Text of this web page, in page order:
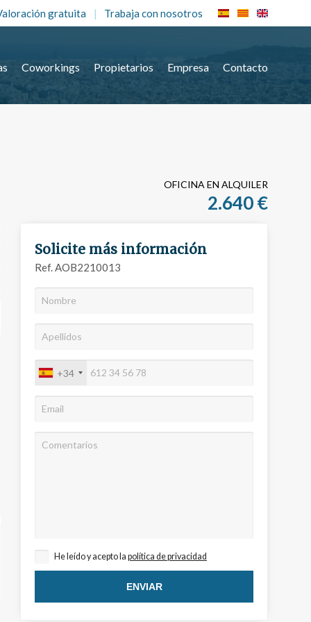
gratuita Trabaja con nosotros
Coworkings Propietarios Empresa Contacto
OFICINA EN ALQUILER
2.640 €
Solicite más información
Ref. AOB2210013
+34
He leído y acepto la política de privacidad